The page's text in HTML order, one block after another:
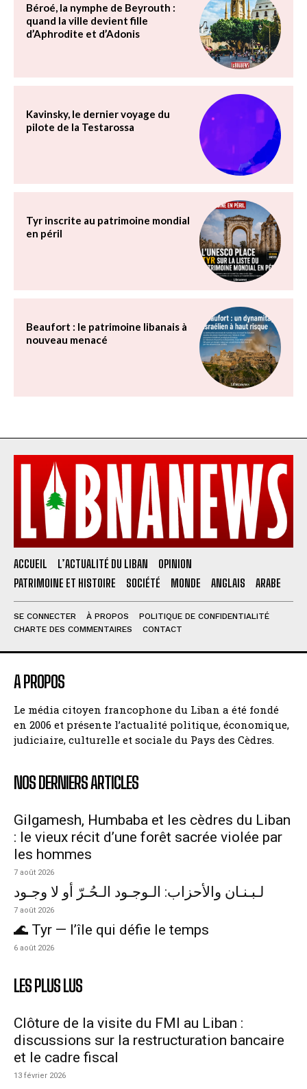
Béroé, la nymphe de Beyrouth :
quand la ville devient fille
d’Aphrodite et d’Adonis
Kavinsky, le dernier voyage du
pilote de la Testarossa
Tyr inscrite au patrimoine mondial
en péril
Beaufort : le patrimoine libanais à
nouveau menacé
ACCUEIL L’ACTUALITÉ DU LIBAN
OPINION
PATRIMOINE ET HISTOIRE
SOCIÉTÉ MONDE ANGLAIS ARABE
SE CONNECTER À PROPOS
POLITIQUE DE CONFIDENTIALITÉ
CHARTE DES COMMENTAIRES
CONTACT
A PROPOS
Le média citoyen francophone du Liban a été fondé
en 2006 et présente l’actualité politique, économique,
judiciaire, culturelle et sociale du Pays des Cèdres.
NOS DERNIERS ARTICLES
Gilgamesh, Humbaba et les cèdres du Liban
: le vieux récit d’une forêt sacrée violée par
les hommes
7 août 2026
لـبـنـان والأحزاب: الـوجـود الـحُـرّ أو لا وجـود
7 août 2026
🌊 Tyr — l’île qui défie le temps
6 août 2026
LES PLUS LUS
Clôture de la visite du FMI au Liban :
discussions sur la restructuration bancaire
et le cadre fiscal
13 février 2026